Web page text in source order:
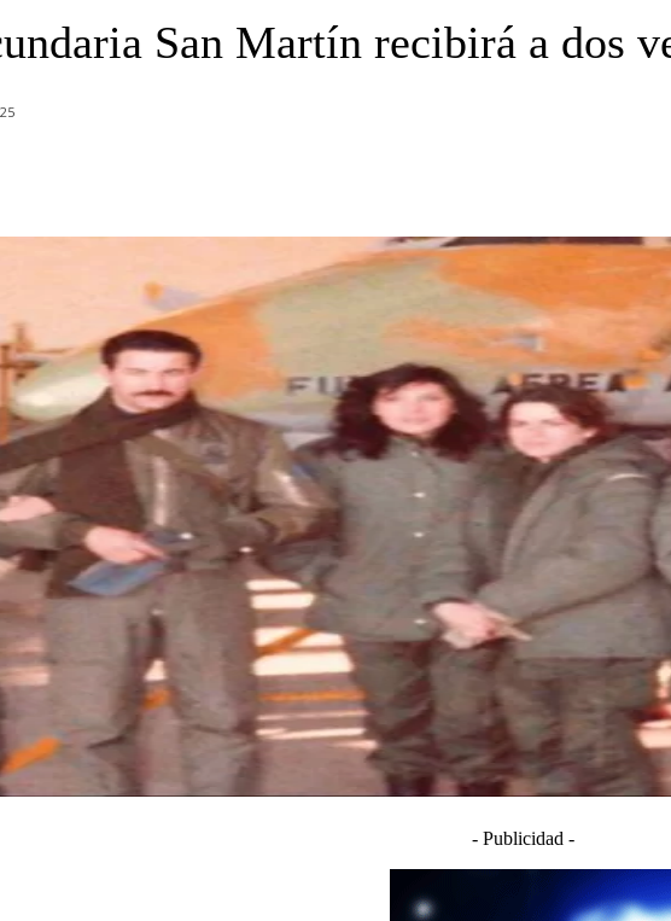
San Martín recibirá a dos
- Publicidad -